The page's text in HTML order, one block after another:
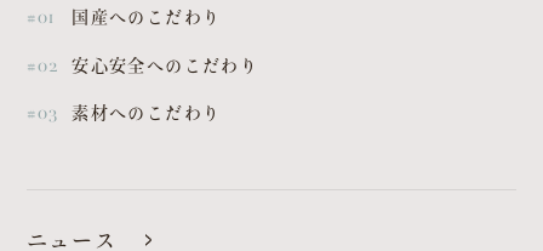
#01 国産へのこだわり
#02 安心安全へのこだわり
#03 素材へのこだわり
ニュース